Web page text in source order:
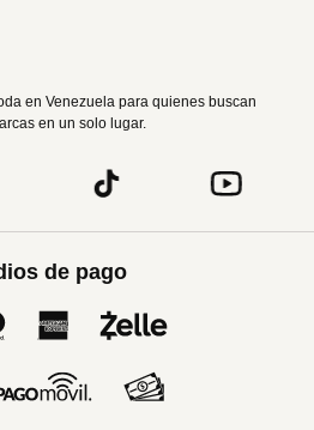
en Venezuela para quienes buscan
en un solo lugar.
de pago